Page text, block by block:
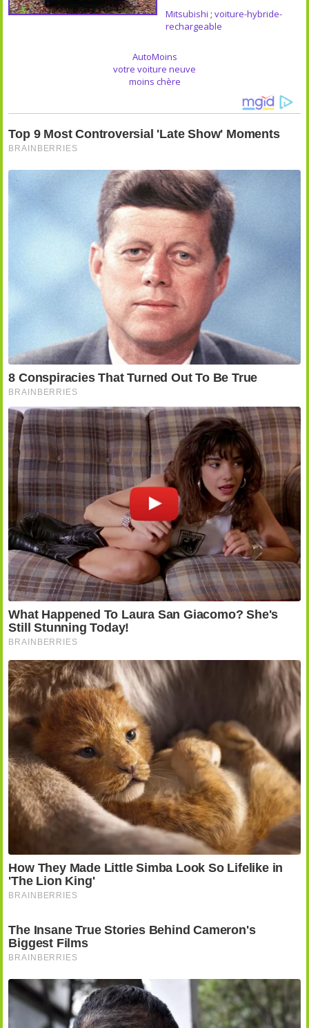
Mitsubishi ; voiture-hybride-
rechargeable
AutoMoins
votre voiture neuve
moins chère